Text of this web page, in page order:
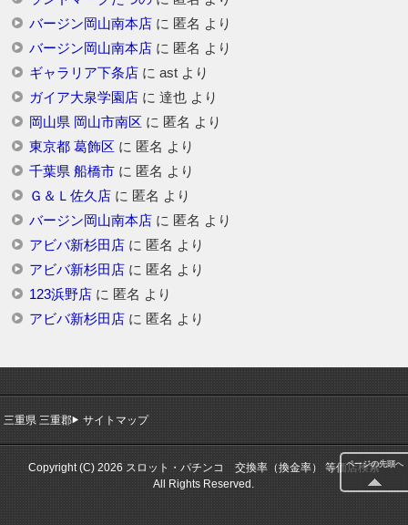
バージン岡山南本店に 匿名 より
バージン岡山南本店に 匿名 より
ギャラリア下条店に astより
ガイア大泉学園店に 達也より
岡山県 岡山市南区 に 匿名 より
東京都 葛飾区 に 匿名 より
千葉県 船橋市に 匿名 より
Ｇ＆Ｌ佐久店に 匿名 より
バージン岡山南本店に 匿名 より
アビバ新杉田店に 匿名 より
アビバ新杉田店に 匿名 より
123浜野店に 匿名 より
アビバ新杉田店に 匿名 より
三重県 三重郡 サイトマップ
Copyright (C) 2026 スロット・パチンコ 交換率（換金率） 等価店検索
All Rights Reserved.
ページの先頭へ